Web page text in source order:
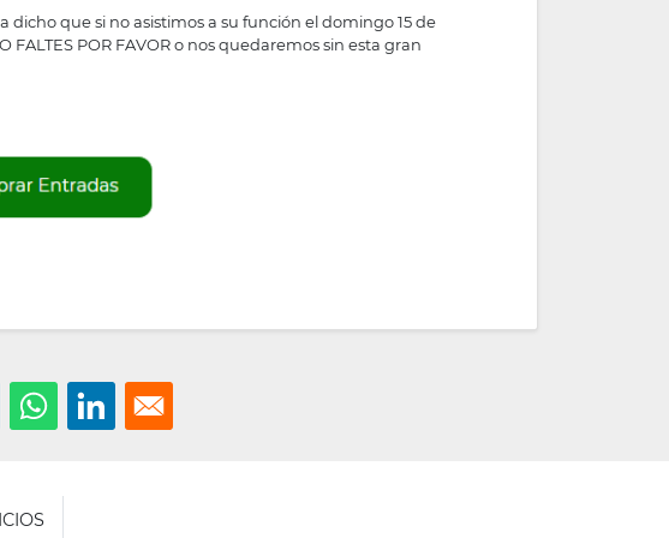
dicho que si no asistimos a su función el domingo 15 de
FALTES POR FAVOR o nos quedaremos sin esta gran